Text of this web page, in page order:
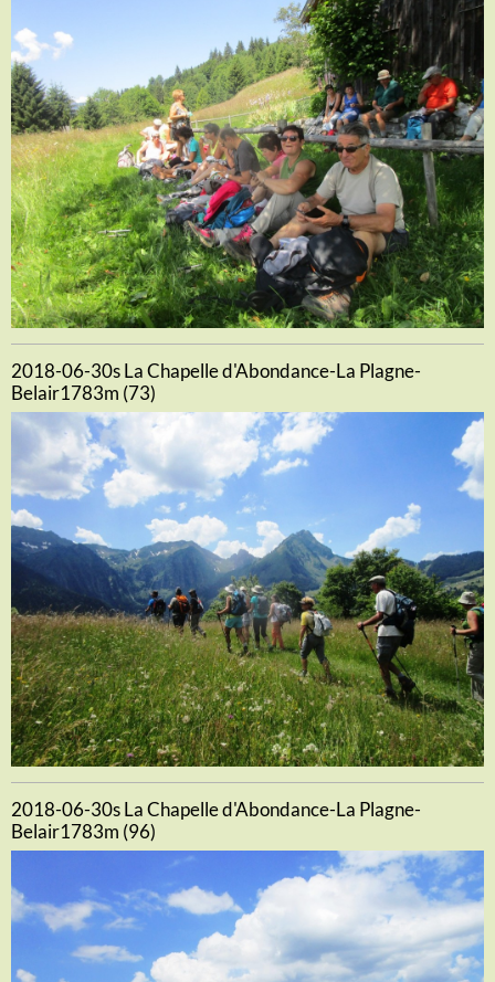
2018-06-30s La Chapelle d'Abondance-La Plagne-
Belair1783m (73)
2018-06-30s La Chapelle d'Abondance-La Plagne-
Belair1783m (96)